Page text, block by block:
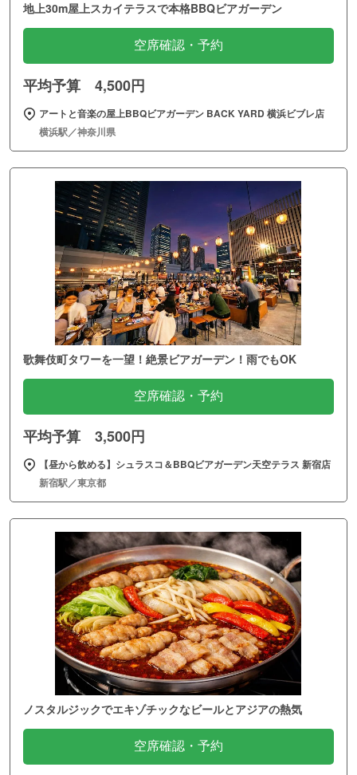
地上30m屋上スカイテラスで本格BBQビアガーデン
空席確認・予約
平均予算 4,500円
アートと音楽の屋上BBQビアガーデン BACK YARD 横浜ビブレ店
横浜駅／神奈川県
歌舞伎町タワーを一望！絶景ビアガーデン！雨でもOK
空席確認・予約
平均予算 3,500円
【昼から飲める】シュラスコ＆BBQビアガーデン天空テラス 新宿店
新宿駅／東京都
ノスタルジックでエキゾチックなビールとアジアの熱気
空席確認・予約